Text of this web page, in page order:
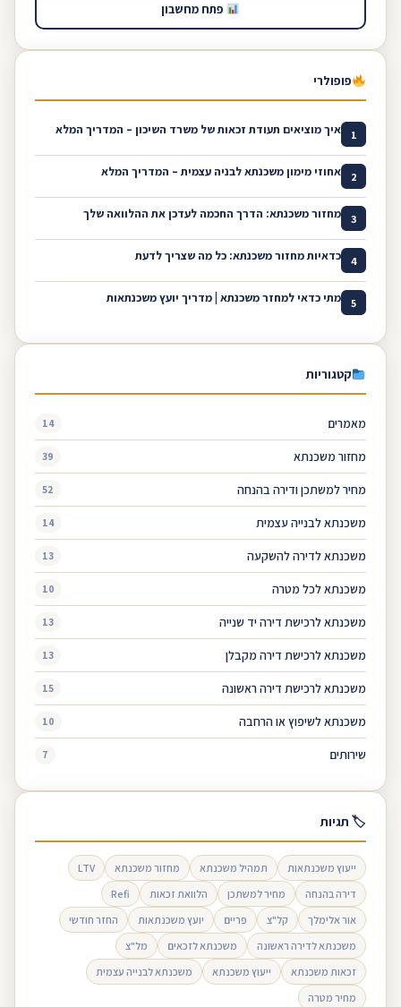
פתח מחשבון
פופולרי
1 איך מוציאים תעודת זכאות של משרד השיכון – המדריך המלא
2 אחוזי מימון משכנתא לבניה עצמית – המדריך המלא
3 מחזור משכנתא: הדרך החכמה לעדכן את ההלוואה שלך
4 כדאיות מחזור משכנתא: כל מה שצריך לדעת
5 מתי כדאי למחזר משכנתא | מדריך יועץ משכנתאות
קטגוריות
מאמרים 14
מחזור משכנתא 39
מחיר למשתכן ודירה בהנחה 52
משכנתא לבנייה עצמית 14
משכנתא לדירה להשקעה 13
משכנתא לכל מטרה 10
משכנתא לרכישת דירה יד שנייה 13
משכנתא לרכישת דירה מקבלן 13
משכנתא לרכישת דירה ראשונה 15
משכנתא לשיפוץ או הרחבה 10
שירותים 7
🏷 תגיות
ייעוץ משכנתאות תמהיל משכנתא מחזור משכנתא
LTV
דירה בהנחה
מחיר למשתכן הלוואת זכאות
Refi
אור אלימלך
קל"צ פריים יועץ משכנתאות
החזר חודשי
משכנתא לדירה ראשונה
משכנתא לזכאים
מל"צ
זכאות משכנתא
ייעוץ משכנתא
משכנתא לבנייה עצמית
מחיר מטרה